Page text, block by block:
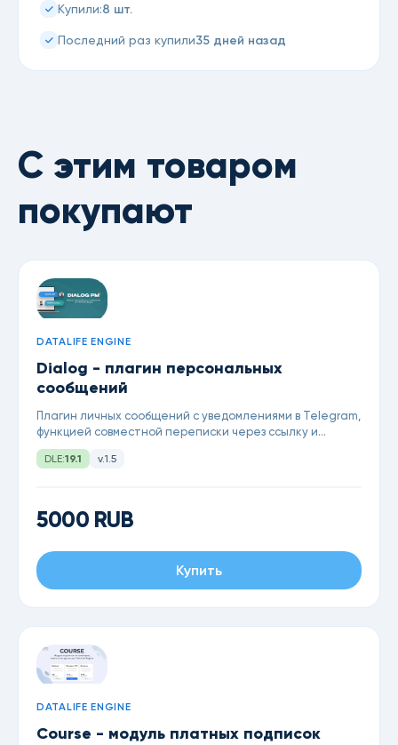
Купили:8 шт.
Последний раз купили35 дней назад
С этим товаром
покупают
DATALIFE ENGINE
Dialog - плагин персональных
сообщений
Плагин личных сообщений с уведомлениями в Telegram,
функцией совместной переписки через ссылку и
современным минималистичным дизайном чата.
DLE:19.1 v.1.5
5000 RUB
Купить
DATALIFE ENGINE
Course - модуль платных подписок